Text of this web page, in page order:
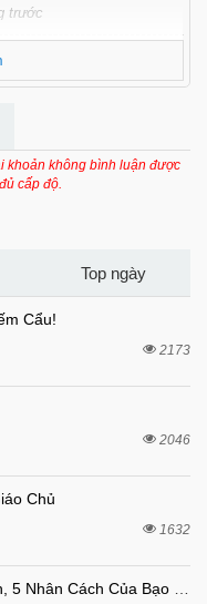
trước
trước
trước
trước
trước
trước
trước
trước
khoản không bình luận được
cấp độ.
Top ngày
Cẩu!
2173
2046
Chủ
1632